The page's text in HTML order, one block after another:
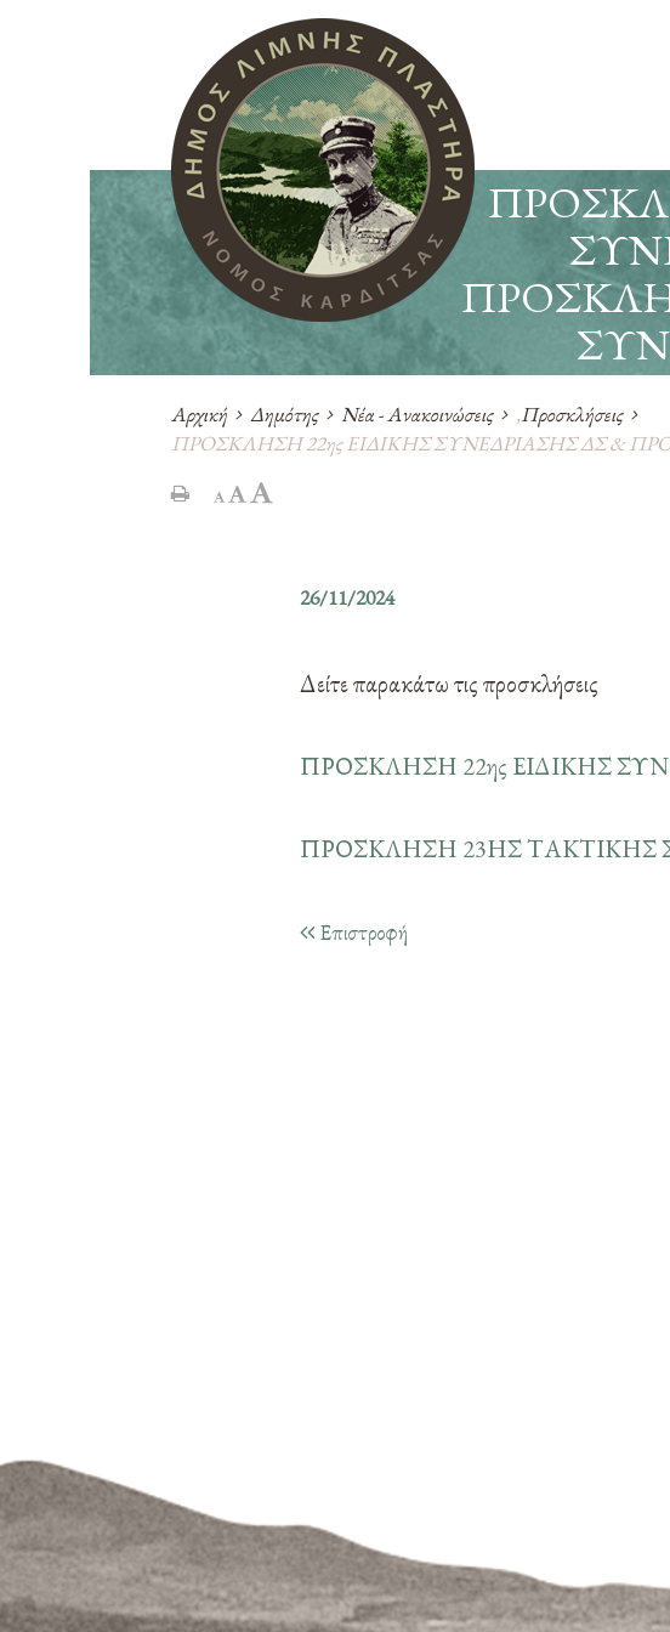
Αρχική Δημότης Νέα - Ανακοινώσεις ,Προσκλήσεις
ΠΡΟΣΚΛΗΣΗ 22ης ΕΙΔΙΚΗΣ ΣΥΝΕΔΡΙΑΣΗΣ ΔΣ &
26/11/2024
Δείτε παρακάτω τις προσκλήσεις
ΠΡΟΣΚΛΗΣΗ 22ης ΕΙΔΙΚΗΣ
ΠΡΟΣΚΛΗΣΗ 23ΗΣ ΤΑΚΤΙΚΗΣ
Επιστροφή